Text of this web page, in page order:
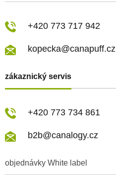
zákaznický servis
objednávky White label
+420 773 717 942
kopecka@canapuff.cz
+420 773 734 861
b2b@canalogy.cz